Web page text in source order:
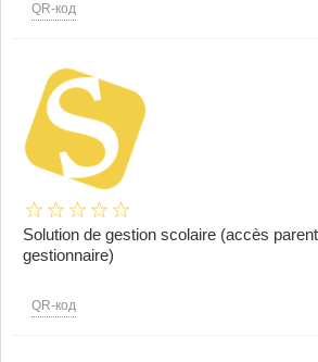
QR-код
Solution de gestion scolaire (accès
gestionnaire)
QR-код